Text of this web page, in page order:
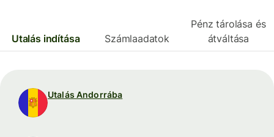
Utalás indítása Számlaadatok
Pénz tárolása és
átváltása
Utalás Andorrába